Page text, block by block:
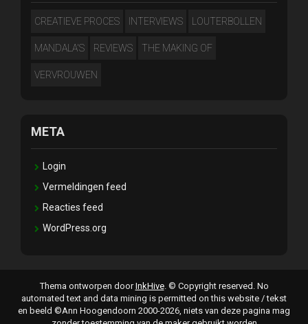
CREATIEVE PROCES INTERVIEWS LOUTERBOLLEN
MANDALA'S REVIEWS THE MAKING OF
VERVROUWEN
META
Login
Vermeldingen feed
Reacties feed
WordPress.org
Thema ontworpen doorInkHive. © Copyright reserved. No
automated text and data mining is permitted on this website / tekst
en beeld ©Ann Hoogendoorn 2000-2026, niets van deze pagina mag